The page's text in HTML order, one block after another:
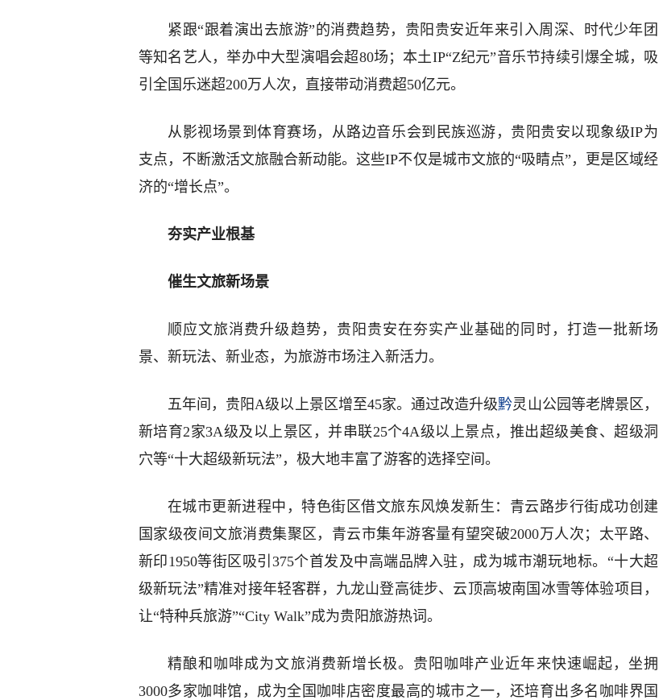
紧跟“跟着演出去旅游”的消费趋势，贵阳贵安近年来引入周深、时代少年团
等知名艺人，举办中大型演唱会超80场；本土IP“Z纪元”音乐节持续引爆全城，吸
引全国乐迷超200万人次，直接带动消费超50亿元。
从影视场景到体育赛场，从路边音乐会到民族巡游，贵阳贵安以现象级IP为
支点，不断激活文旅融合新动能。这些IP不仅是城市文旅的“吸睛点”，更是区域经
济的“增长点”。
夯实产业根基
催生文旅新场景
顺应文旅消费升级趋势，贵阳贵安在夯实产业基础的同时，打造一批新场
景、新玩法、新业态，为旅游市场注入新活力。
五年间，贵阳A级以上景区增至45家。通过改造升级黔灵山公园等老牌景区，
新培育2家3A级及以上景区，并串联25个4A级以上景点，推出超级美食、超级洞
穴等“十大超级新玩法”，极大地丰富了游客的选择空间。
在城市更新进程中，特色街区借文旅东风焕发新生：青云路步行街成功创建
国家级夜间文旅消费集聚区，青云市集年游客量有望突破2000万人次；太平路、
新印1950等街区吸引375个首发及中高端品牌入驻，成为城市潮玩地标。“十大超
级新玩法”精准对接年轻客群，九龙山登高徒步、云顶高坡南国冰雪等体验项目，
让“特种兵旅游”“City Walk”成为贵阳旅游热词。
精酿和咖啡成为文旅消费新增长极。贵阳咖啡产业近年来快速崛起，坐拥
3000多家咖啡馆，成为全国咖啡店密度最高的城市之一，还培育出多名咖啡界国